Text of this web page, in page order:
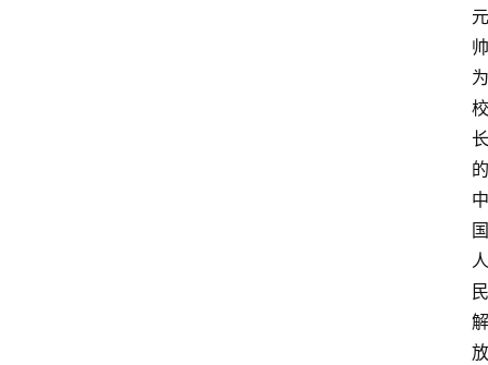
元
帅
为
校
长
的
中
国
人
民
解
放